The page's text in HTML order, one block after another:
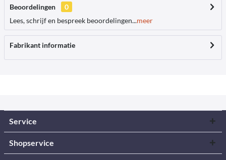
Beoordelingen
0
Lees, schrijf en bespreek beoordelingen...meer
Fabrikant informatie
Service
Shopservice